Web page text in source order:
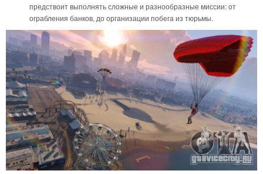
предствоит выполнять сложные и разнообразные миссии: от
ограбления банков, до организации побега из тюрьмы.